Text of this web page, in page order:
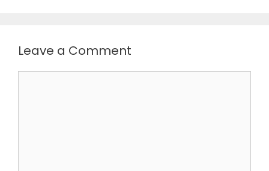
Leave a Comment